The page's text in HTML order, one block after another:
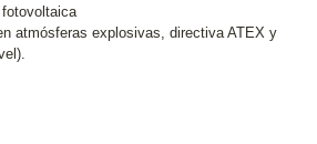
atmósferas explosivas, directiva ATEX y